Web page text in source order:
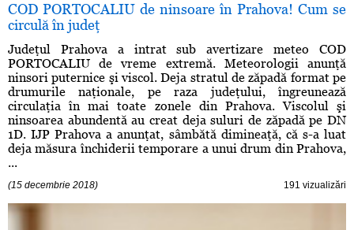
COD PORTOCALIU de ninsoare în Prahova! Cum se
circulă în judeţ
Judeţul Prahova a intrat sub avertizare meteo COD
PORTOCALIU de vreme extremă. Meteorologii anunţă
ninsori puternice şi viscol. Deja stratul de zăpadă format pe
drumurile naţionale, pe raza judeţului, îngreunează
circulaţia în mai toate zonele din Prahova. Viscolul şi
ninsoarea abundentă au creat deja suluri de zăpadă pe DN
1D. IJP Prahova a anunţat, sâmbătă dimineaţă, că s-a luat
deja măsura închiderii temporare a unui drum din Prahova,
...
(15 decembrie 2018) 191 vizualizări